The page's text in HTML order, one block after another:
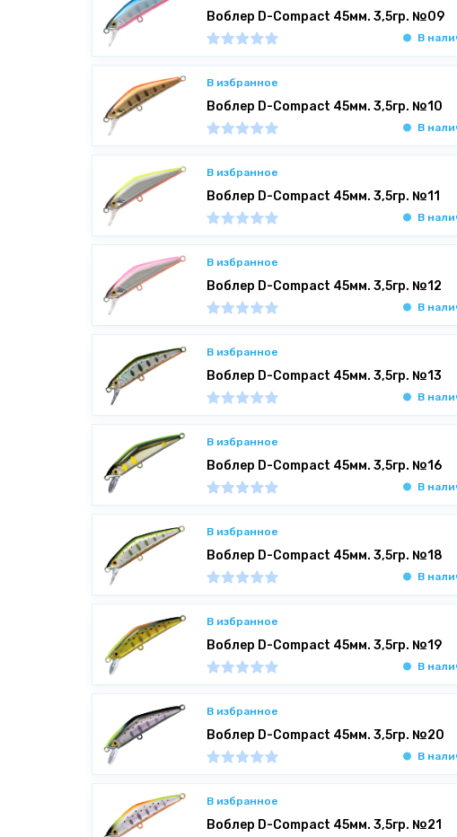
Воблер D-Compact 45мм. 3,5гр. №09
В
В избранное
Воблер D-Compact 45мм. 3,5гр. №10
В
В избранное
Воблер D-Compact 45мм. 3,5гр. №11
В
В избранное
Воблер D-Compact 45мм. 3,5гр. №12
В
В избранное
Воблер D-Compact 45мм. 3,5гр. №13
В
В избранное
Воблер D-Compact 45мм. 3,5гр. №16
В
В избранное
Воблер D-Compact 45мм. 3,5гр. №18
В
В избранное
Воблер D-Compact 45мм. 3,5гр. №19
В
В избранное
Воблер D-Compact 45мм. 3,5гр. №20
В
В избранное
Воблер D-Compact 45мм. 3,5гр. №21